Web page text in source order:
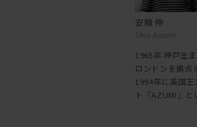
安積 伸
Shin Azumi
1965年 神戸生
ロンドンを拠点
1994年に英国
ト「AZUMI」